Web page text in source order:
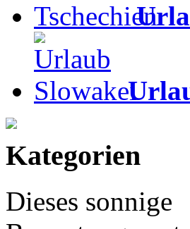
Kategorien
Dieses sonnige